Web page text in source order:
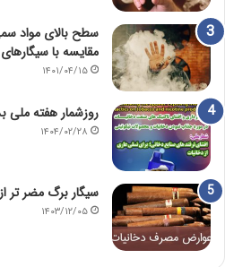
سطح بالای مواد
مقایسه با
۱۴۰۱/۰۴/۱۵
روزشمار هفته ملی بدون
۱۴۰۴/۰۲/۲۸
سیگار برگ مضر تر
۱۴۰۳/۱۲/۰۵